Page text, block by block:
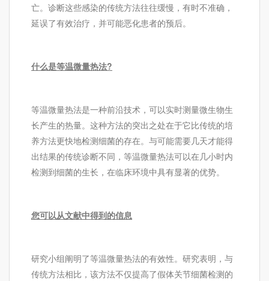
亡。诊断这些感染的传统方法往往缓慢，有时不准确，
延误了有效治疗，并可能恶化患者的预后。
什么是等温微量热法?
等温微量热法是一种前沿技术，可以实时测量微生物生
长产生的热量。这种方法的突出之处在于它比传统的培
养方法更快地检测细菌的存在。与可能需要几天才能得
出结果的传统诊断不同，等温微量热法可以在几小时内
检测到细菌的生长，在临床环境中具有显著的优势。
您可以从文献中得到的信息
研究小组阐明了等温微量热法的有效性。研究表明，与
传统方法相比，该方法不仅提高了假体关节细菌检测的